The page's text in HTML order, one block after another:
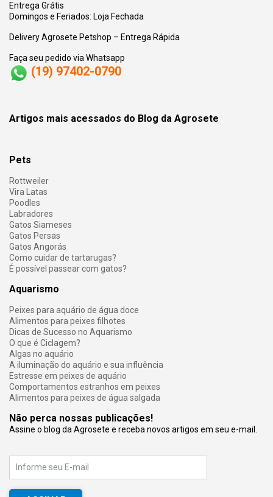
Entrega Grátis
Domingos e Feriados: Loja Fechada
Delivery Agrosete Petshop – Entrega Rápida
Faça seu pedido via Whatsapp
(19) 97402-0790
Artigos mais acessados do Blog da Agrosete
Pets
Rottweiler
Vira Latas
Poodles
Labradores
Gatos Siameses
Gatos Persas
Gatos Angorás
Como cuidar de tartarugas?
É possível passear com gatos?
Aquarismo
Peixes para aquário de água doce
Alimentos para peixes filhotes
Dicas de Sucesso no Aquarismo
O que é Ciclagem?
Algas no aquário
A iluminação do aquário e sua influência
Estresse em peixes de aquário
Comportamentos estranhos em peixes
Alimentos para peixes de água salgada
Não perca nossas publicações!
Assine o blog da Agrosete e receba novos artigos em seu e-mail.